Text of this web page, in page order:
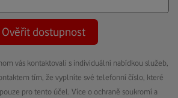
Ověřit dostupnost
vás kontaktovali s individuální nabídkou služeb,
tím, že vyplníte své telefonní číslo, které
pro tento účel. Více o ochraně soukromí a